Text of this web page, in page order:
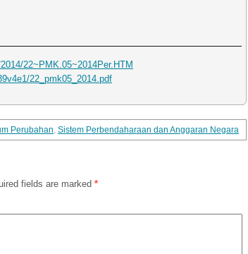
22~PMK.05~2014Per.HTM
22_pmk05_2014.pdf
Perubahan, Sistem Perbendaharaan dan Anggaran Negara
fields are marked *